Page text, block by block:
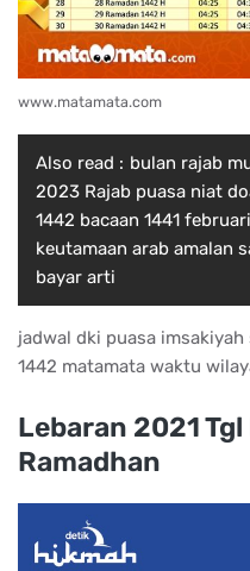
www.matamata.com
Also read : bulan rajab
2023 Rajab puasa niat
1442 bacaan 1441
keutamaan arab amalan
bayar arti
jadwal dki puasa
1442 matamata waktu
Lebaran 2021
Ramadhan